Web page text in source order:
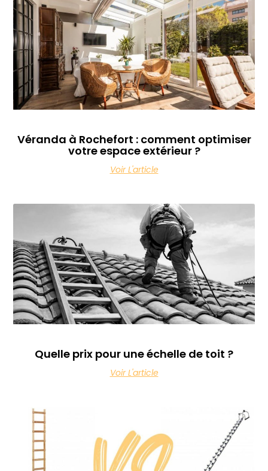
Véranda à Rochefort : comment optimiser
votre espace extérieur ?
Voir L'article
Quelle prix pour une échelle de toit ?
Voir L'article